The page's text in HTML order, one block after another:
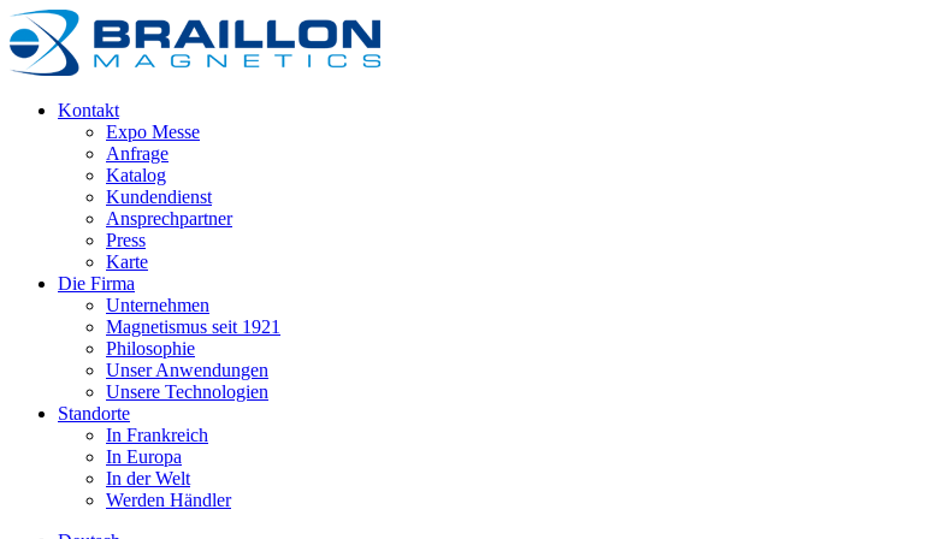
Kontakt
Expo Messe
Anfrage
Katalog
Kundendienst
Ansprechpartner
Press
Karte
Die Firma
Unternehmen
Magnetismus seit 1921
Philosophie
Unser Anwendungen
Unsere Technologien
Standorte
In Frankreich
In Europa
In der Welt
Werden Händler